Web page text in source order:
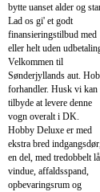
bytte uanset alder og
Lad os gi' et godt
finansieringstilbud med
eller helt uden
Velkommen til
Sønderjyllands aut.
forhandler. Husk vi kan
tilbyde at levere denne
vogn overalt i DK.
Hobby Deluxe er med
ekstra bred
en del, med tredobbelt
vindue, affaldsspand,
opbevaringsrum og